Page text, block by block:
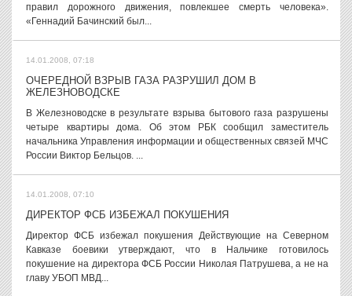
правил дорожного движения, повлекшее смерть человека».
«Геннадий Бачинский был...
14.01.2008, 07:18
ОЧЕРЕДНОЙ ВЗРЫВ ГАЗА РАЗРУШИЛ ДОМ В
ЖЕЛЕЗНОВОДСКЕ
В Железноводске в результате взрыва бытового газа разрушены
четыре квартиры дома. Об этом РБК сообщил заместитель
начальника Управления информации и общественных связей МЧС
России Виктор Бельцов. ...
14.01.2008, 07:10
ДИРЕКТОР ФСБ ИЗБЕЖАЛ ПОКУШЕНИЯ
Директор ФСБ избежал покушения Действующие на Северном
Кавказе боевики утверждают, что в Нальчике готовилось
покушение на директора ФСБ России Николая Патрушева, а не на
главу УБОП МВД...